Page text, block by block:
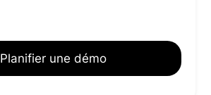
Planifier une démo